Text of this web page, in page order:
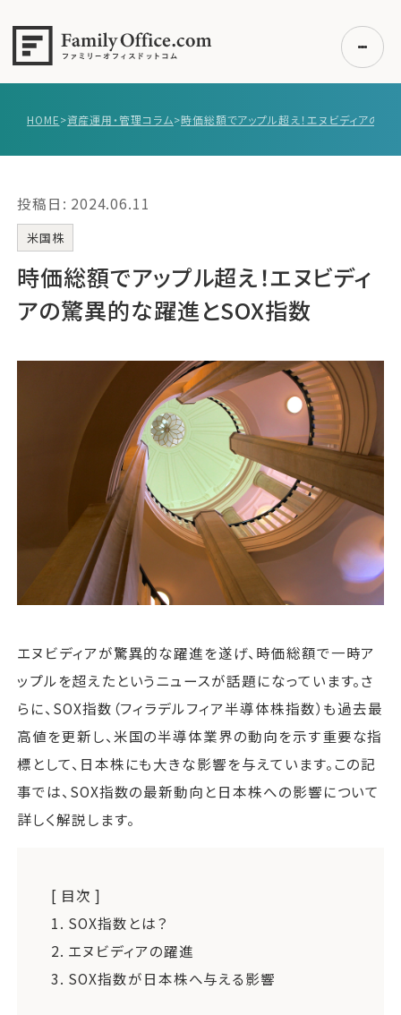
事例紹介
無料講座
コラム
無料ご相談 ログイン
運営会社
ファミリーオフィスとは
関連書籍
メールマガジン登録
よくある質問
HOME>資産運用・管理コラム>
投稿日: 2024.06.11
米国株
時価総額でアップル超え！エヌビディ
アの驚異的な躍進とSOX指数
エヌビディアが驚異的な躍進を遂げ、時価総額で一時ア
ップルを超えたというニュースが話題になっています。さ
らに、SOX指数（フィラデルフィア半導体株指数）も過去最
高値を更新し、米国の半導体業界の動向を示す重要な指
標として、日本株にも大きな影響を与えています。この記
事では、SOX指数の最新動向と日本株への影響について
詳しく解説します。
[ 目次 ]
1. SOX指数とは？
2. エヌビディアの躍進
3. SOX指数が日本株へ与える影響